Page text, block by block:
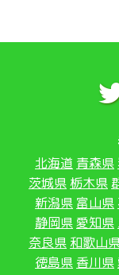
北海道 青森県
茨城県 栃木県
新潟県 富山県
静岡県愛知県
奈良県 和歌山
徳島県 香川県